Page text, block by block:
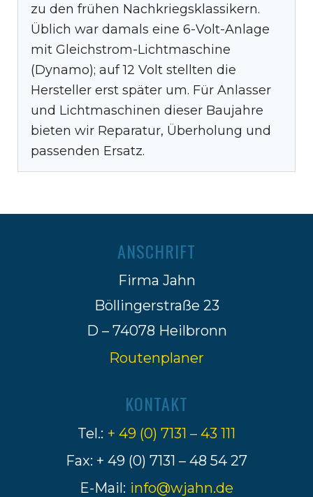
zu den frühen Nachkriegsklassikern.
Üblich war damals eine 6-Volt-Anlage
mit Gleichstrom-Lichtmaschine
(Dynamo); auf 12 Volt stellten die
Hersteller erst später um. Für Anlasser
und Lichtmaschinen dieser Baujahre
bieten wir Reparatur, Überholung und
passenden Ersatz.
ANSCHRIFT
Firma Jahn
Böllingerstraße 23
D – 74078 Heilbronn
Routenplaner
KONTAKT
Tel.: + 49 (0) 7131 – 43 111
Fax: + 49 (0) 7131 – 48 54 27
E-Mail: info@wjahn.de